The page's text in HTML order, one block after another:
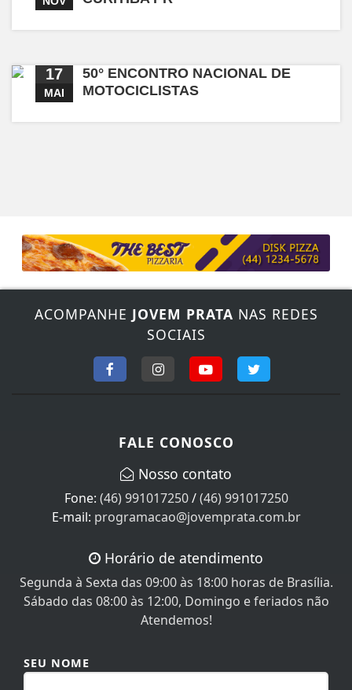
17
MAI
50° ENCONTRO NACIONAL DE
MOTOCICLISTAS
ACOMPANHE JOVEM PRATA NAS REDES
SOCIAIS
FALE CONOSCO
Nosso contato
Fone: (46) 991017250/(46) 991017250
E-mail: programacao@jovemprata.com.br
Horário de atendimento
Segunda à Sexta das 09:00 às 18:00 horas de Brasília.
Sábado das 08:00 às 12:00, Domingo e feriados não
Atendemos!
SEU NOME